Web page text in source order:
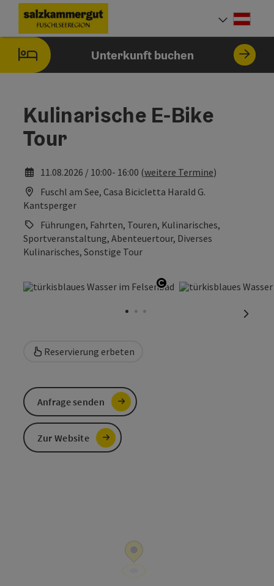
Zum InhaltAccesskey
[0]
Zur NavigationAccesskey
[1]
Zum Seitenanfang
Zur KontaktseiteAccesskey
[3]
Zur SucheAccesskey
[4]
Zum ImpressumAccesskey
[5]
Zu den Hinweisen zur Bedienung der Website Accesskey
Zur StartseiteAccesskey
[7]
Unterkunft buchen
Kulinarische E-Bike
Tour
11.08.2026 / 10:00- 16:00 (weitere Termine)
Fuschl am See, Casa Bicicletta Harald G.
Kantsperger
Führungen, Fahrten, Touren, Kulinarisches,
Sportveranstaltung, Abenteuertour, Diverses
Kulinarisches, Sonstige Tour
Reservierung erbeten
Anfrage senden
Zur Website